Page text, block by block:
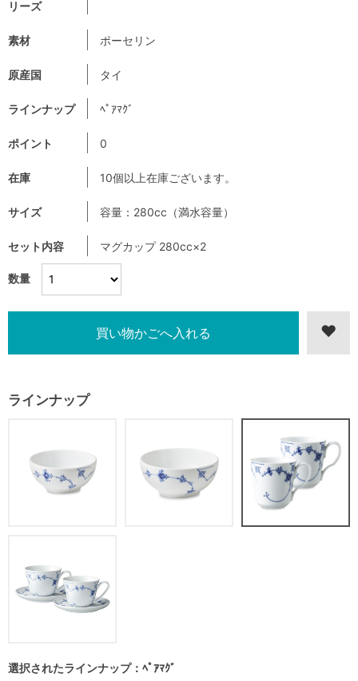
数量
リーズ
素材 ポーセリン
原産国 タイ
ラインナップ ﾍﾟｱﾏｸﾞ
ポイント 0
在庫 10個以上在庫ございます。
サイズ 容量：280cc（満水容量）
セット内容 マグカップ 280cc×2
ラインナップ
選択されたラインナップ：ﾍﾟｱﾏｸﾞ